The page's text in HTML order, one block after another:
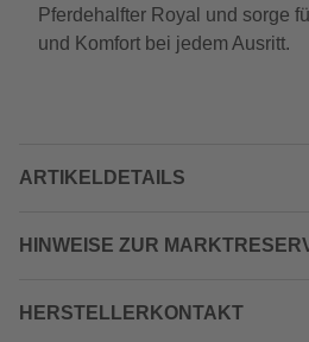
Pferdehalfter Royal und sorge
und Komfort bei jedem Ausritt.
ARTIKELDETAILS
HINWEISE ZUR
HERSTELLERKONTAKT